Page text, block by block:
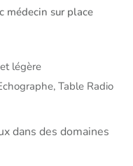
médecin sur place
légère
Table Radio
dans des domaines